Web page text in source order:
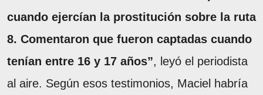
cuando ejercían la prostitución sobre la ruta
8. Comentaron que fueron captadas cuando
tenían entre 16 y 17 años”, leyó el periodista
al aire. Según esos testimonios, Maciel habría